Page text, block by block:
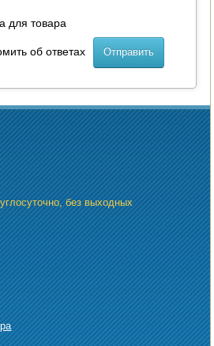
для товара
об ответах
без выходных